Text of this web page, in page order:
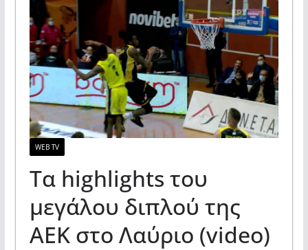
WEB TV
Τα highlights του
μεγάλου διπλού της
ΑΕΚ στο Λαύριο (video)